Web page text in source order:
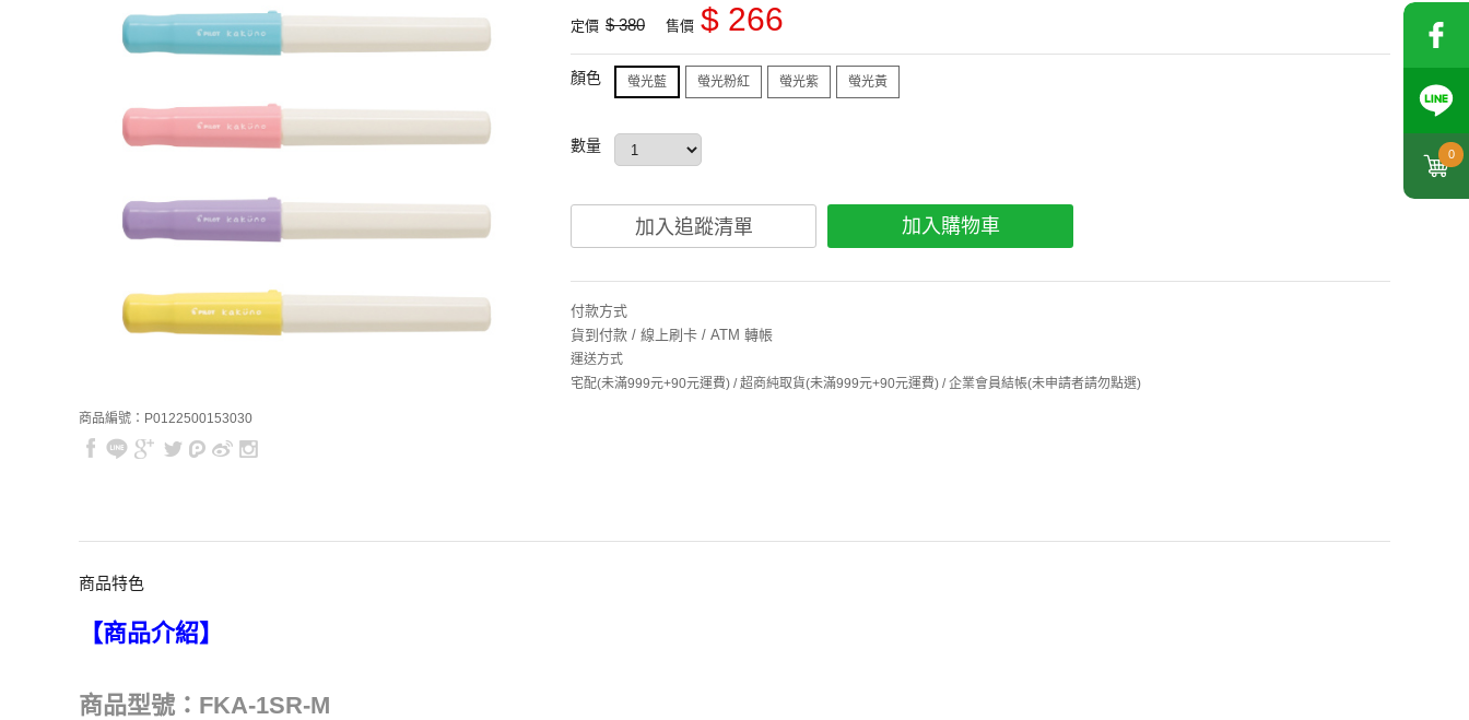
0
商品編號：P0122500153030
定價 $ 380 售價 $ 266
顏色 螢光藍 螢光粉紅 螢光紫 螢光黃
數量
加入追蹤清單 加入購物車
付款方式
貨到付款 / 線上刷卡 / ATM 轉帳
運送方式
宅配(未滿999元+90元運費) / 超商純取貨(未滿999元+90元運費) / 企業會員結帳(未申請者請勿點選)
商品特色
【商品介紹】
商品型號：FKA-1SR-M